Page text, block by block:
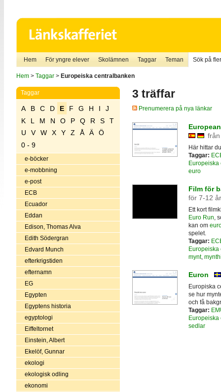
Hem För yngre elever Skolämnen Taggar Teman Sök på
Hem> Taggar> Europeiska centralbanken
Taggar
A B C D E F G H I
J
K
L M N O P Q R S
T
U
V W X Y Z Å Ä
Ö
0 - 9
e-böcker
e-mobbning
e-post
ECB
Ecuador
Eddan
Edison, Thomas Alva
Edith Södergran
Edvard Munch
efterkrigstiden
efternamn
EG
Egypten
Egyptens historia
egyptologi
Eiffeltornet
Einstein, Albert
Ekelöf, Gunnar
ekologi
ekologisk odling
ekonomi
3 träffar
Prenumerera på nya länkar
Här hittar
Taggar:
Europeiska
euro
Film för
för 7-12 år
Ett kort
Euro Run,
kan om
spelet.
Taggar:
mynt,
Euron
Europiska
se hur
och få
Taggar:
sedlar